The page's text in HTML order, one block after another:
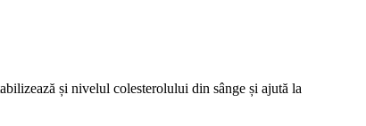
și nivelul colesterolului din sânge și ajută la